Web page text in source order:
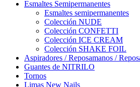
Esmaltes Semipermanentes
Esmaltes semipermanentes
Colección NUDE
Colección CONFETTI
Colección ICE CREAM
Colección SHAKE FOIL
Aspiradores / Reposamanos /
Guantes de NITRILO
Tornos
Limas New Nails